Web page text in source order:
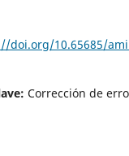
doi.org/10.65685/
Corrección de